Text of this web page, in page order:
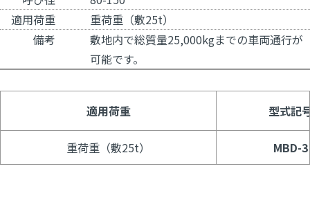
適用荷重
重荷重（敷25t）
備考
敷地内で総質量25,000kgまでの車両通行が
可能です。
適用荷重 型式記
重荷重（敷25t） MBD-3